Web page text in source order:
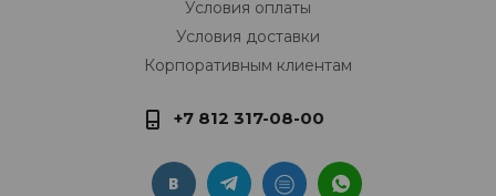
Условия оплаты
Условия доставки
Корпоративным клиентам
+7 812 317-08-00